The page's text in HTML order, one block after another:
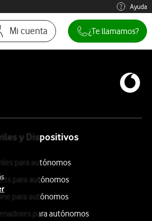
Ayuda
Abre en ventana modal
Mi cuenta
Ir a la pagina acceso clientes
¿Te llamamos?
y Dispositivos
para autónomos
para autónomos
para autónomos
para autónomos